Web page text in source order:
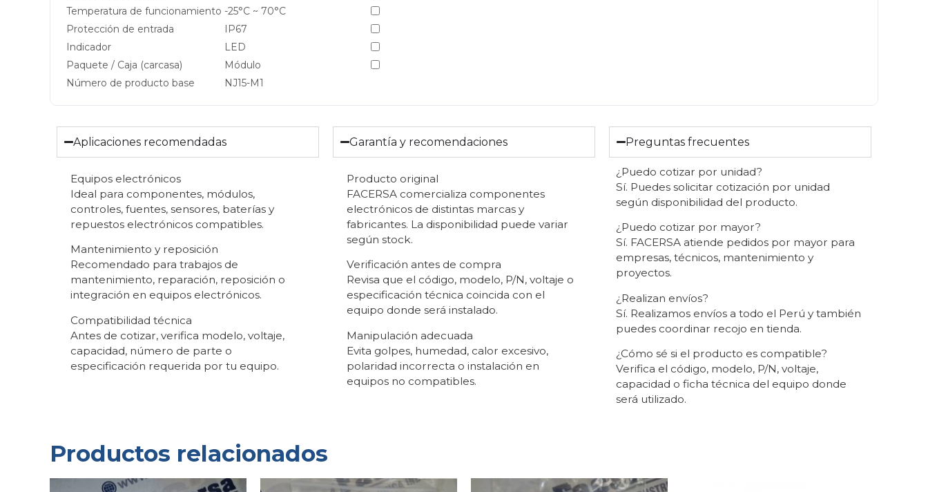
Temperatura de funcionamiento -25°C ~ 70°C
Protección de entrada
IP67
Indicador
LED
Paquete / Caja (carcasa)
Módulo
Número de producto base
NJ15-M1
Aplicaciones recomendadas
Equipos electrónicos
Ideal para componentes, módulos,
controles, fuentes, sensores, baterías y
repuestos electrónicos compatibles.
Mantenimiento y reposición
Recomendado para trabajos de
mantenimiento, reparación, reposición o
integración en equipos electrónicos.
Compatibilidad técnica
Antes de cotizar, verifica modelo, voltaje,
capacidad, número de parte o
especificación requerida por tu equipo.
Garantía y recomendaciones
Producto original
FACERSA comercializa componentes
electrónicos de distintas marcas y
fabricantes. La disponibilidad puede variar
según stock.
Verificación antes de compra
Revisa que el código, modelo, P/N, voltaje o
especificación técnica coincida con el
equipo donde será instalado.
Manipulación adecuada
Evita golpes, humedad, calor excesivo,
polaridad incorrecta o instalación en
equipos no compatibles.
Preguntas frecuentes
¿Puedo cotizar por unidad?
Sí. Puedes solicitar cotización por unidad
según disponibilidad del producto.
¿Puedo cotizar por mayor?
Sí. FACERSA atiende pedidos por mayor para
empresas, técnicos, mantenimiento y
proyectos.
¿Realizan envíos?
Sí. Realizamos envíos a todo el Perú y también
puedes coordinar recojo en tienda.
¿Cómo sé si el producto es compatible?
Verifica el código, modelo, P/N, voltaje,
capacidad o ficha técnica del equipo donde
será utilizado.
Productos relacionados